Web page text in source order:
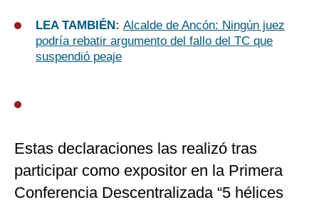
LEA TAMBIÉN: Alcalde de Ancón: Ningún juez
podría rebatir argumento del fallo del TC que
suspendió peaje
Estas declaraciones las realizó tras
participar como expositor en la Primera
Conferencia Descentralizada “5 hélices